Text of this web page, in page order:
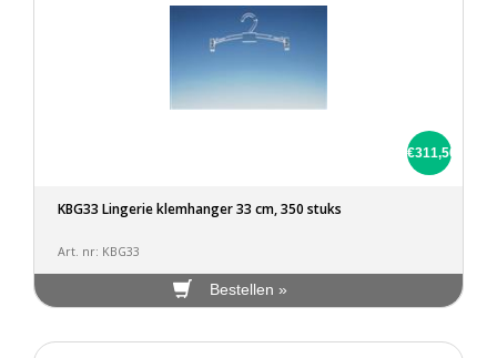
€311,50
KBG33 Lingerie klemhanger 33 cm, 350 stuks
Art. nr: KBG33
Bestellen »